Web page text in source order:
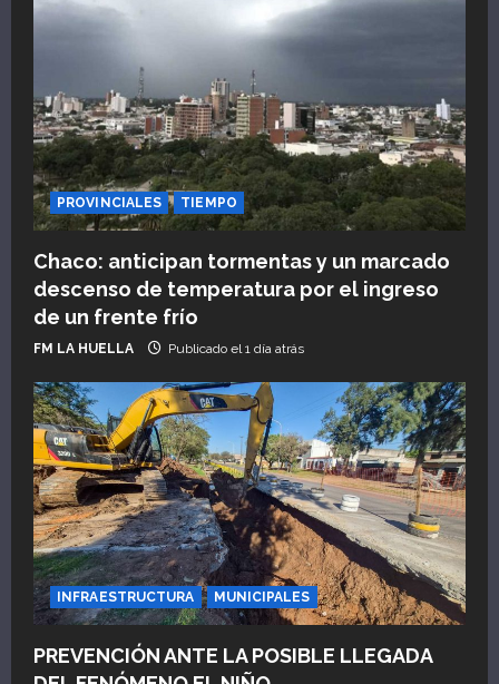
PROVINCIALES TIEMPO
Chaco: anticipan tormentas y un marcado
descenso de temperatura por el ingreso
de un frente frío
FM LA HUELLA Publicado el 1 día atrás
INFRAESTRUCTURA MUNICIPALES
PREVENCIÓN ANTE LA POSIBLE LLEGADA